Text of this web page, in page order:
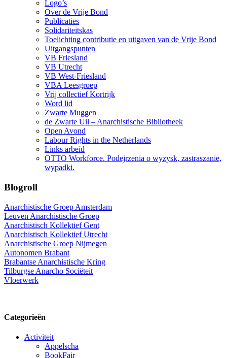
Logo’s
Over de Vrije Bond
Publicaties
Solidariteitskas
Toelichting contributie en uitgaven van de Vrije Bond
Uitgangspunten
VB Friesland
VB Utrecht
VB West-Friesland
VBA Leesgroep
Vrij collectief Kortrijk
Word lid
Zwarte Muggen
de Zwarte Uil – Anarchistische Bibliotheek
Open Avond
Labour Rights in the Netherlands
Links arbeid
OTTO Workforce. Podejrzenia o wyzysk, zastraszanie,
wypadki.
Blogroll
Anarchistische Groep Amsterdam
Leuven Anarchistische Groep
Anarchistisch Kollektief Gent
Anarchistisch Kollektief Utrecht
Anarchistische Groep Nijmegen
Autonomen Brabant
Brabantse Anarchistische Kring
Tilburgse Anarcho Sociëteit
Vloerwerk
Categorieën
Activiteit
Appelscha
BookFair